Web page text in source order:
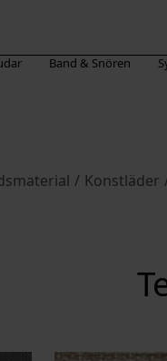
Band & Snören
/ Konstläder